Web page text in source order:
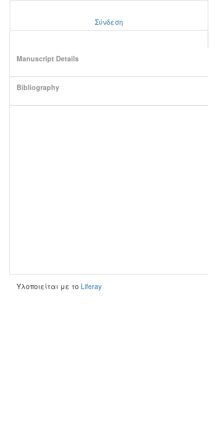
Σύνδεση
Manuscript Details
Bibliography
Υλοποιείται με το Liferay